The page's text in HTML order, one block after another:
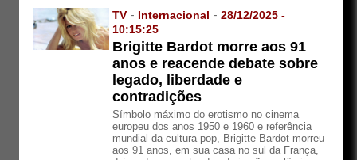
TV - Internacional -28/12/2025 -
10:15:25
Brigitte Bardot morre aos 91
anos e reacende debate sobre
legado, liberdade e
contradições
Símbolo máximo do erotismo no cinema
europeu dos anos 1950 e 1960 e referência
mundial da cultura pop, Brigitte Bardot morreu
aos 91 anos, em sua casa no sul da França,